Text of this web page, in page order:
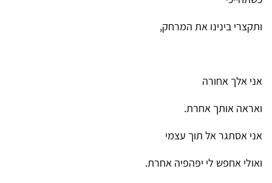
ותקצרי בינינו את המרחק,
אני אלך אחורה
ואראה אותך אחרת.
אני אסתגר אל תוך עצמי
ואולי אחפש לי יפהפיה אחרת.